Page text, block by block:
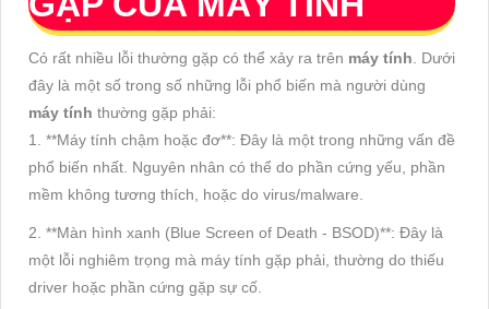
Có rất nhiều lỗi thường gặp có thể xảy ra trên máy tính . Dưới
đây là một số trong số những lỗi phổ biến mà người dùng
máy tính thường gặp phải:
1. **Máy tính chậm hoặc đơ**: Đây là một trong những vấn đề
phổ biến nhất. Nguyên nhân có thể do phần cứng yếu, phần
mềm không tương thích, hoặc do virus/malware.
2. **Màn hình xanh (Blue Screen of Death - BSOD)**: Đây là
một lỗi nghiêm trọng mà máy tính gặp phải, thường do thiếu
driver hoặc phần cứng gặp sự cố.